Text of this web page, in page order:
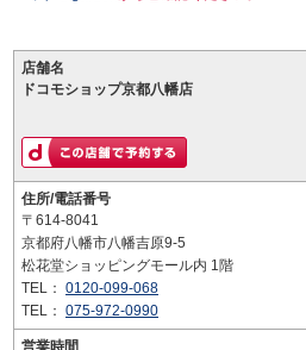
店舗名
ドコモショップ京都八幡店
住所/電話番号
〒614-8041
京都府八幡市八幡吉原9-5
松花堂ショッピングモール内 1階
TEL： 0120-099-068
TEL： 075-972-0990
営業時間